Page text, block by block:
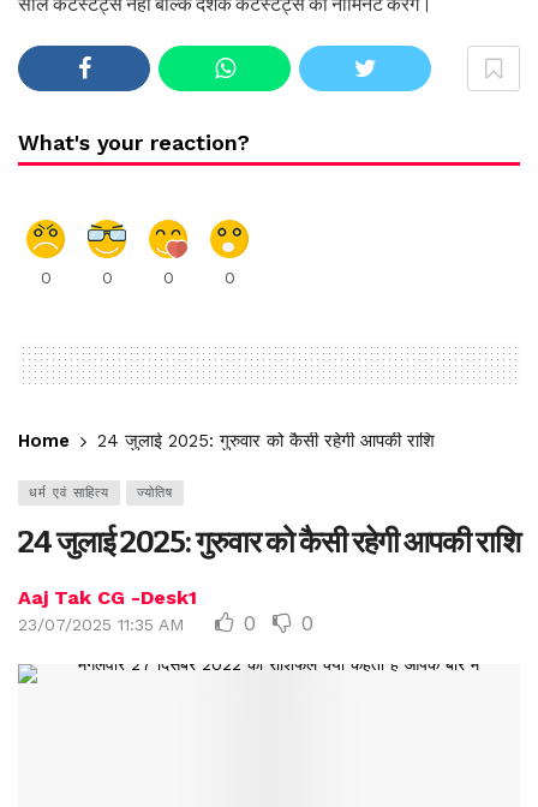
What's your reaction?
0 0 0 0
Home 24 जुलाई 2025: गुरुवार को कैसी रहेगी आपकी राशि
धर्म एवं साहित्य ज्योतिष
24 जुलाई 2025: गुरुवार को कैसी रहेगी आपकी राशि
Aaj Tak CG -Desk1
23/07/2025 11:35 AM 0 0